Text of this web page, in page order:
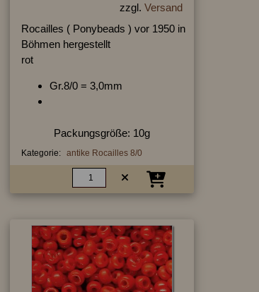
zzgl. Versand
Rocailles ( Ponybeads ) vor 1950 in
Böhmen hergestellt
rot
Gr.8/0 = 3,0mm
Packungsgröße: 10g
Kategorie: antike Rocailles 8/0